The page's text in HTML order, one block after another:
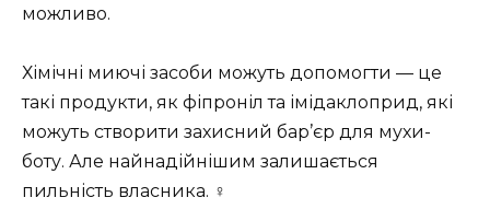
можливо.
Хімічні миючі засоби можуть допомогти — це
такі продукти, як фіпроніл та імідаклоприд, які
можуть створити захисний бар’єр для мухи-
боту. Але найнадійнішим залишається
пильність власника. ‍♀️